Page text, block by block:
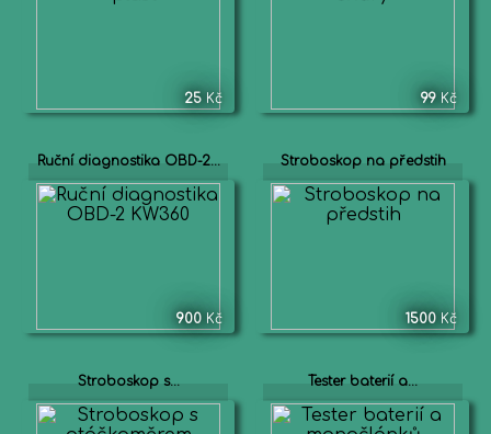
25 Kč 99 Kč
Ruční diagnostika OBD-2...
900 Kč
Stroboskop na předstih
1500 Kč
Stroboskop s... Tester baterií a...